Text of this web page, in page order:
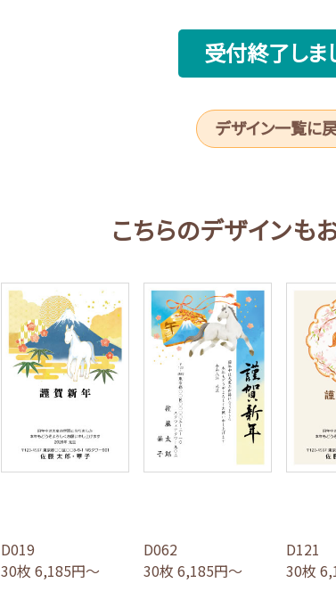
受付終了しま
デザイン一覧に
こちらのデザインも
D019
30枚 6,185円～
D062
30枚 6,185円～
D121
30枚